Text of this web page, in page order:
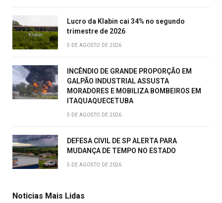
Lucro da Klabin cai 34% no segundo
trimestre de 2026
5 DE AGOSTO DE 2026
INCÊNDIO DE GRANDE PROPORÇÃO EM
GALPÃO INDUSTRIAL ASSUSTA
MORADORES E MOBILIZA BOMBEIROS EM
ITAQUAQUECETUBA
5 DE AGOSTO DE 2026
DEFESA CIVIL DE SP ALERTA PARA
MUDANÇA DE TEMPO NO ESTADO
5 DE AGOSTO DE 2026
Noticias Mais Lidas